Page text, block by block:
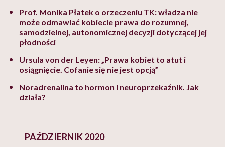
Prof. Monika Płatek o orzeczeniu TK: władza nie
może odmawiać kobiecie prawa do rozumnej,
samodzielnej, autonomicznej decyzji dotyczącej jej
płodności
Ursula von der Leyen: „Prawa kobiet to atut i
osiągnięcie. Cofanie się nie jest opcją”
Noradrenalina to hormon i neuroprzekaźnik. Jak
działa?
PAŹDZIERNIK 2020